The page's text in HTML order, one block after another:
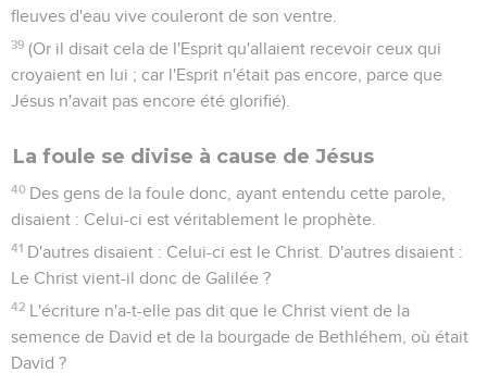
fleuves d'eau vive couleront de son ventre.
39 (Or il disait cela de l'Esprit qu'allaient recevoir ceux qui
croyaient en lui ; car l'Esprit n'était pas encore, parce que
Jésus n'avait pas encore été glorifié).
La foule se divise à cause de Jésus
40 Des gens de la foule donc, ayant entendu cette parole,
disaient : Celui-ci est véritablement le prophète.
41 D'autres disaient : Celui-ci est le Christ. D'autres disaient :
Le Christ vient-il donc de Galilée ?
42 L'écriture n'a-t-elle pas dit que le Christ vient de la
semence de David et de la bourgade de Bethléhem, où était
David ?